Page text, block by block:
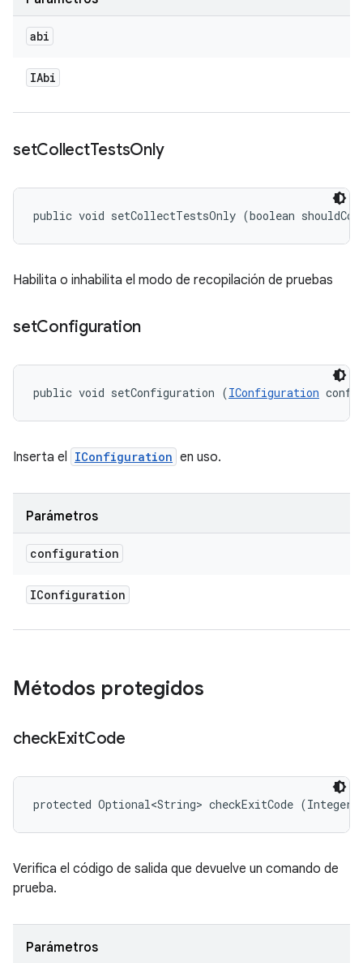
abi
IAbi
setCollectTestsOnly
public void setCollectTestsOnly (boolean
Habilita o inhabilita el modo de recopilación de pruebas
setConfiguration
public void setConfiguration (IConfiguration
Inserta el IConfiguration en uso.
Parámetros
configuration
IConfiguration
Métodos protegidos
checkExitCode
protected Optional<String> checkExitCode (Integer
Verifica el código de salida que devuelve un comando de
prueba.
Parámetros